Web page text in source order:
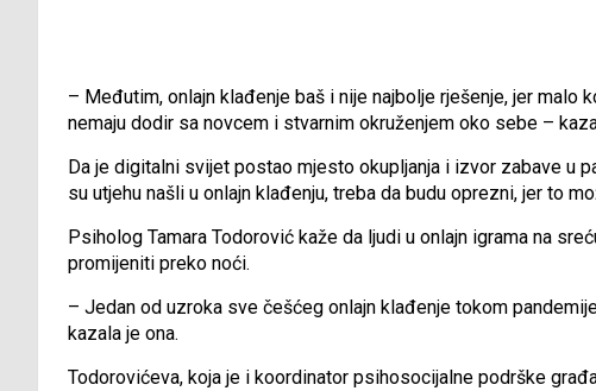
– Međutim, onlajn klađenje baš i nije najbolje rješenje, jer malo
nemaju dodir sa novcem i stvarnim okruženjem oko sebe –
Da je digitalni svijet postao mjesto okupljanja i izvor zabave u
su utjehu našli u onlajn klađenju, treba da budu oprezni, jer to
Psiholog Tamara Todorović kaže da ljudi u onlajn igrama na
promijeniti preko noći.
– Jedan od uzroka sve češćeg onlajn klađenje tokom
kazala je ona.
Todorovićeva, koja je i koordinator psihosocijalne podrške